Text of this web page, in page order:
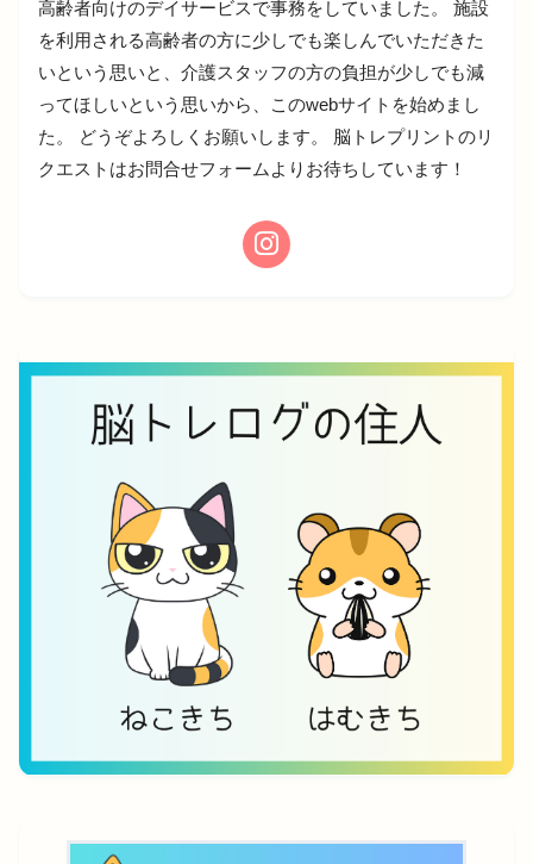
高齢者向けのデイサービスで事務をしていました。 施設
を利用される高齢者の方に少しでも楽しんでいただきた
いという思いと、介護スタッフの方の負担が少しでも減
ってほしいという思いから、このwebサイトを始めまし
た。 どうぞよろしくお願いします。 脳トレプリントのリ
クエストはお問合せフォームよりお待ちしています！